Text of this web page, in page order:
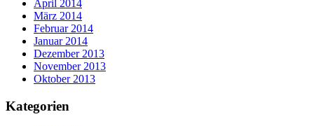
April 2014
März 2014
Februar 2014
Januar 2014
Dezember 2013
November 2013
Oktober 2013
Kategorien